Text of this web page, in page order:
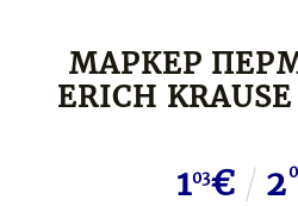
МАРКЕР
ERICH
103€ 2